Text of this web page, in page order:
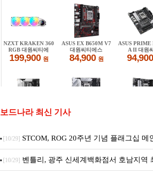
보드나라 최신 기사
[10/29] STCOM, ROG 20주년 기념 플래그십 메
Crosshair X870E EDITION 20 국내 출시 예정
[10/29] 벤틀리, 광주 신세계백화점서 호남지역